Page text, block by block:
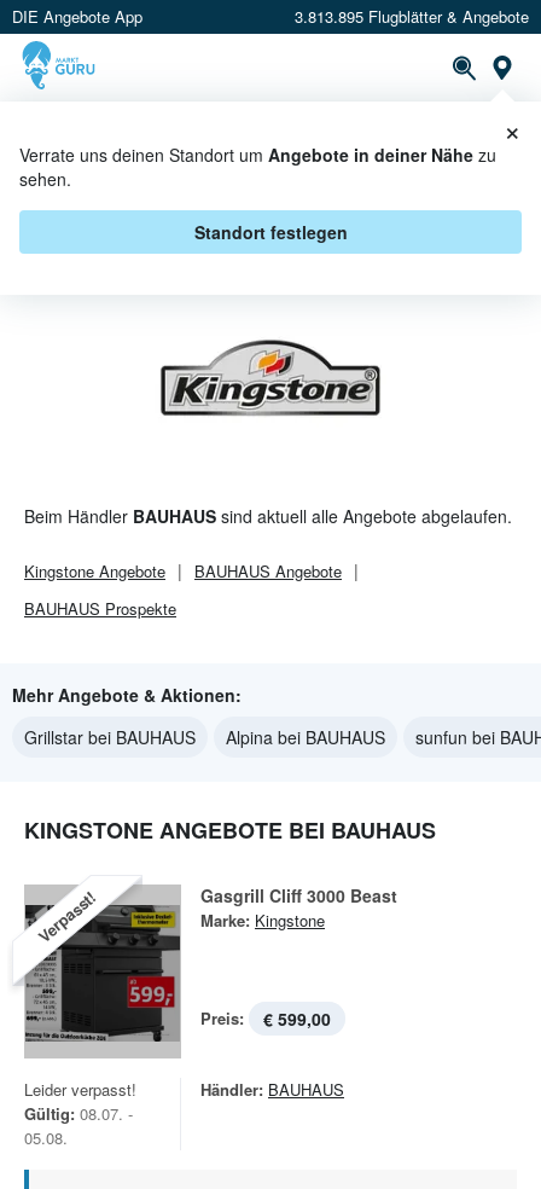
DIE Angebote App 3.813.895 Flugblätter & Angebote
Verrate uns deinen Standort um Angebote in deiner Nähe zu
sehen.
Standort festlegen
×
KINGSTONE BEI BAUHAUS -
ANGEBOTE & AKTIONEN
Beim Händler BAUHAUS sind aktuell alle Angebote abgelaufen.
Kingstone Angebote BAUHAUS Angebote
BAUHAUS Prospekte
Mehr Angebote & Aktionen:
Grillstar bei BAUHAUS
Alpina bei BAUHAUS sunfun bei
KINGSTONE ANGEBOTE BEI BAUHAUS
Verpasst! Gasgrill Cliff 3000 Beast
Marke: Kingstone
Preis: € 599,00
Leider verpasst!
Gültig: 08.07. -
05.08.
Händler: BAUHAUS